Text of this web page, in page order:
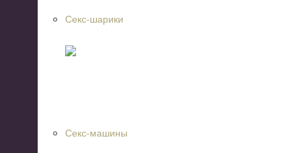
Секс-шарики
Секс-машины